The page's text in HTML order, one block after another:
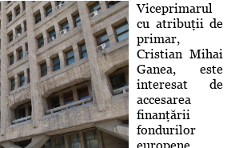
Viceprimarul
cu atribuţii de
primar,
Cristian Mihai
Ganea, este
interesat de
accesarea
finanţării
fondurilor